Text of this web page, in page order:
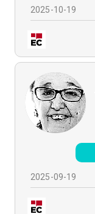
2025-10-19
2025-09-19